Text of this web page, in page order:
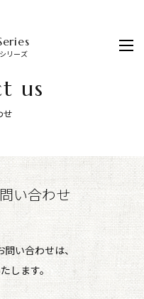
リーズ
us
せ
い合わせ
い合わせは、
します。